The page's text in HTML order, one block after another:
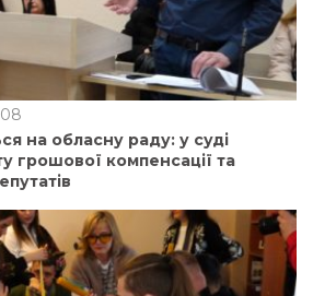
на обласну раду: у суді
грошової компенсації та